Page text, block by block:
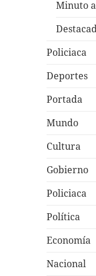
Minuto
Policiaca
Deportes
Portada
Mundo
Cultura
Gobierno
Policiaca
Política
Economía
Nacional